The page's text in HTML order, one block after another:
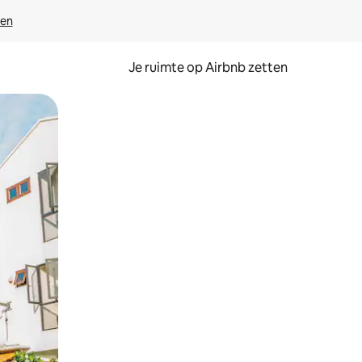
Je ruimte op Airbnb zetten
of swipen.